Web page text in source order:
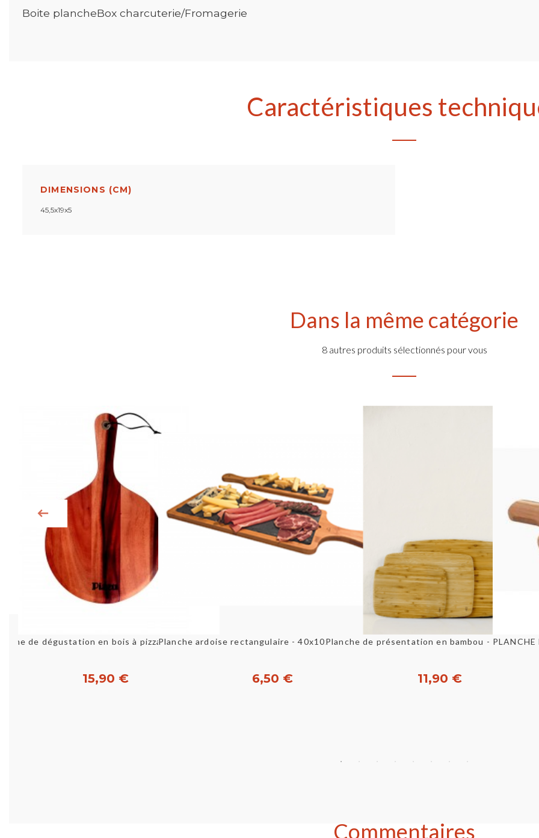
Boite plancheBox charcuterie/Fromagerie
Caractéristiques
DIMENSIONS (CM)
45,5x19x5
Dans la même catégorie
8 autres produits sélectionnés pour vous
Aperçu rapide Planche de dégustation en bois à pizza - ø30cm ZODIAC
15,90 €
Aperçu rapide Planche ardoise rectangulaire - 40x10x1,5cm LACOR
6,50 €
Aperçu rapide
11,90 €
Commentaires